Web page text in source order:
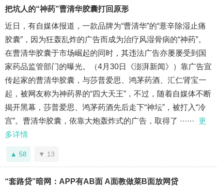
把坑人的“神药”曹清华胶囊打回原形
近日，有自媒体报道，一款品牌为“曹清华”的“薏辛除湿止痛
胶囊”，因为狂轰乱炸的广告而成为治疗风湿骨病的“神药”。
在曹清华胶囊于市场崛起的同时，其违法广告亦屡屡受到国
家药品监管部门的曝光。（4月30日《澎湃新闻》）靠广告宣
传起家的曹清华胶囊，与莎普爱思、鸿茅药酒、汇仁肾宝一
起，被网友称为神药界的“四大天王”，不过，随着自媒体不断
揭开黑幕，莎普爱思、鸿茅药酒先后走下“神坛”，被打入“冷
宫”。曹清华胶囊，依靠大炮轰炸式的广告，取得了 ······ 更
多详情
58 13
“套路贷”暗网：APP有AB面 A面教做菜B面放网贷